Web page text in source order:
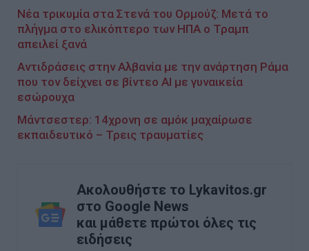
Νέα τρικυμία στα Στενά του Ορμούζ: Μετά το
πλήγμα στο ελικόπτερο των ΗΠΑ ο Τραμπ
απειλεί ξανά
Αντιδράσεις στην Αλβανία με την ανάρτηση Ράμα
που τον δείχνει σε βίντεο AI με γυναικεία
εσώρουχα
Μάντσεστερ: 14χρονη σε αμόκ μαχαίρωσε
εκπαιδευτικό – Τρεις τραυματίες
Ακολουθήστε το Lykavitos.gr
στο Google News
και μάθετε πρώτοι όλες τις
ειδήσεις